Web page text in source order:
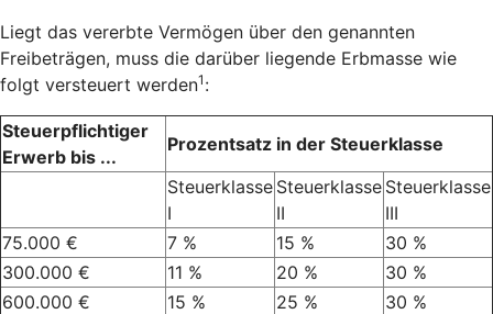
Liegt das vererbte Vermögen über den genannten
Freibeträgen, muss die darüber liegende Erbmasse wie
folgt versteuert werden1 :
Steuerpflichtiger
Erwerb bis ...
Prozentsatz in der Steuerklasse
Steuerklasse
I
Steuerklasse
II
Steuerklasse
III
75.000 €
7 % 15 %
30 %
300.000 €
11 % 20 %
30 %
600.000 €
15 % 25 %
30 %